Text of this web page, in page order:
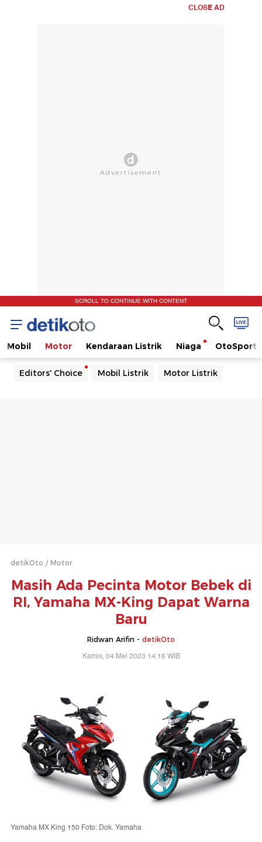
CLOSE AD
SCROLL TO CONTINUE WITH CONTENT
Mobil Motor Kendaraan Listrik Niaga OtoSport
Editors' Choice Mobil Listrik Motor Listrik
detikOto Motor
Masih Ada Pecinta Motor Bebek di
RI, Yamaha MX-King Dapat Warna
Baru
Ridwan Arifin - detikOto
Kamis, 04 Mei 2023 14:16 WIB
Yamaha MX King 150 Foto: Dok. Yamaha